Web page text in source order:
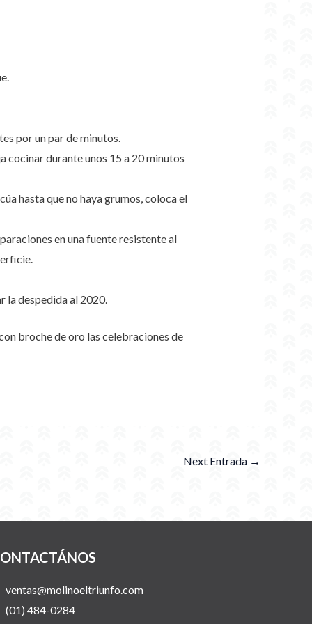
por un par de minutos.
cocinar durante unos 15 a 20 minutos
hasta que no haya grumos, coloca el
en una fuente resistente al
la despedida al 2020.
broche de oro las celebraciones de
Next Entrada →
ventas@molinoeltriunfo.com
(01) 484-0284